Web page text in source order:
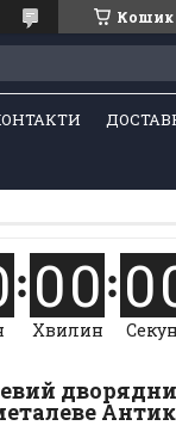
Кошик
00
Хвилин
0